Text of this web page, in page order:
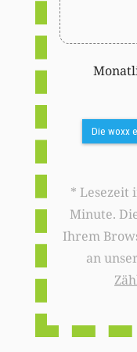
Die woxx
* Lesezeit
Minute.
Ihrem
an